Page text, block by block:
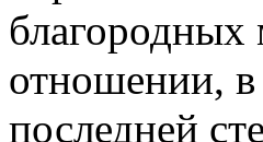
благородных
отношении,
последней